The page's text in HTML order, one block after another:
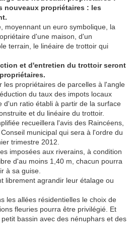
nouveaux propriétaires : les
moyennant un euro symbolique, la
d'une maison, d'un
terrain, le linéaire de trottoir qui
et d'entretien du trottoir seront
les propriétaires de parcelles à l'angle
du taux des impots locaux
d'un ratio établi à partir de la surface
et du linéaire du trottoir.
recueillera l'avis des Raincéens,
municipal qui sera à l'ordre du
trimestre 2012.
imposées aux riverains, à condition
d'au moins 1,40 m, chacun pourra
à sa guise.
librement agrandir leur étalage ou
les allées résidentielles le choix de
fleuries pourra être privilégié. Et
bassin avec des nénuphars et des